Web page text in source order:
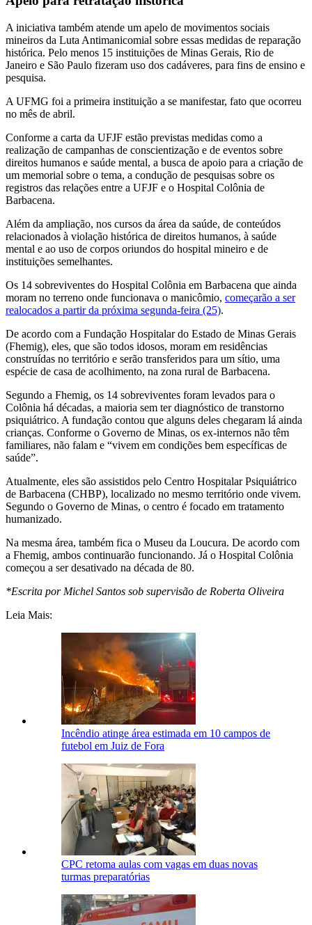
A iniciativa também atende um apelo de movimentos sociais
mineiros da Luta Antimanicomial sobre essas medidas de reparação
histórica. Pelo menos 15 instituições de Minas Gerais, Rio de
Janeiro e São Paulo fizeram uso dos cadáveres, para fins de ensino e
pesquisa.
A UFMG foi a primeira instituição a se manifestar, fato que ocorreu
no mês de abril.
Conforme a carta da UFJF estão previstas medidas como a
realização de campanhas de conscientização e de eventos sobre
direitos humanos e saúde mental, a busca de apoio para a criação de
um memorial sobre o tema, a condução de pesquisas sobre os
registros das relações entre a UFJF e o Hospital Colônia de
Barbacena.
Além da ampliação, nos cursos da área da saúde, de conteúdos
relacionados à violação histórica de direitos humanos, à saúde
mental e ao uso de corpos oriundos do hospital mineiro e de
instituições semelhantes.
Os 14 sobreviventes do Hospital Colônia em Barbacena que ainda
moram no terreno onde funcionava o manicômio, começarão a ser
realocados a partir da próxima segunda-feira (25).
De acordo com a Fundação Hospitalar do Estado de Minas Gerais
(Fhemig), eles, que são todos idosos, moram em residências
construídas no território e serão transferidos para um sítio, uma
espécie de casa de acolhimento, na zona rural de Barbacena.
Segundo a Fhemig, os 14 sobreviventes foram levados para o
Colônia há décadas, a maioria sem ter diagnóstico de transtorno
psiquiátrico. A fundação contou que alguns deles chegaram lá ainda
crianças. Conforme o Governo de Minas, os ex-internos não têm
familiares, não falam e “vivem em condições bem específicas de
saúde”.
Atualmente, eles são assistidos pelo Centro Hospitalar Psiquiátrico
de Barbacena (CHBP), localizado no mesmo território onde vivem.
Segundo o Governo de Minas, o centro é focado em tratamento
humanizado.
Na mesma área, também fica o Museu da Loucura. De acordo com
a Fhemig, ambos continuarão funcionando. Já o Hospital Colônia
começou a ser desativado na década de 80.
*Escrita por Michel Santos sob supervisão de Roberta Oliveira
Leia Mais:
Incêndio atinge área estimada em 10 campos de
futebol em Juiz de Fora
CPC retoma aulas com vagas em duas novas
turmas preparatórias